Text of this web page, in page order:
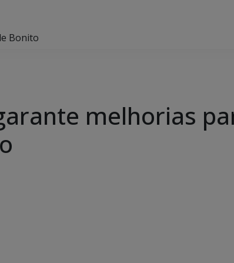
Bonito
melhorias